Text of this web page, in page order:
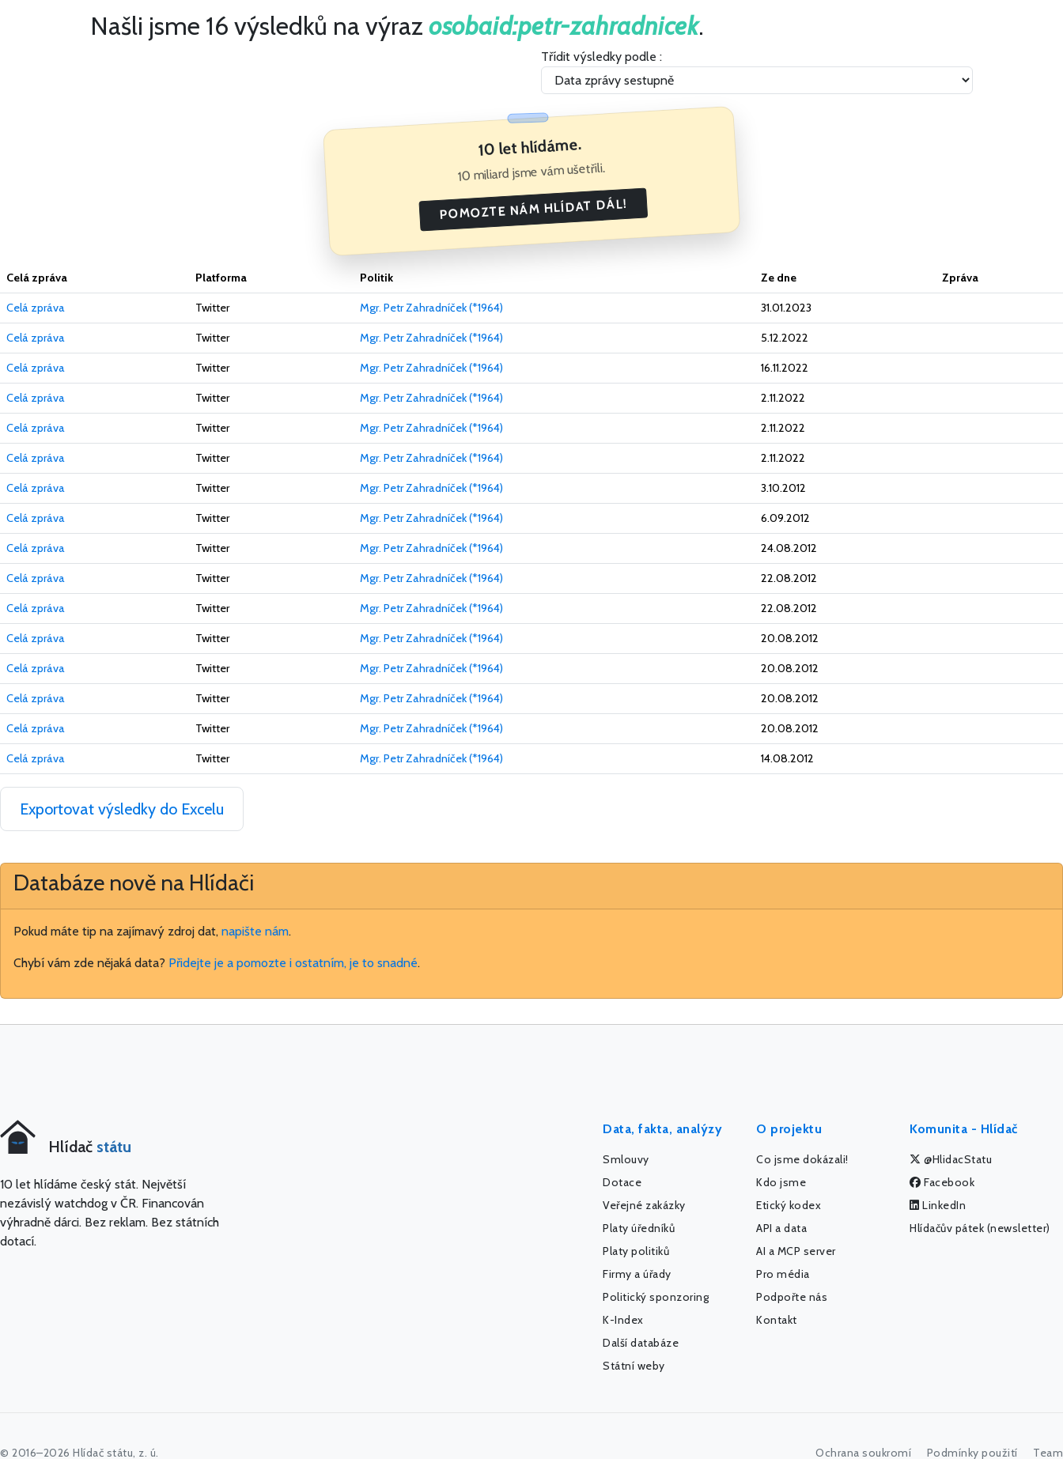
Našli jsme 16 výsledků na výraz osobaid:petr-zahradnicek.
Třídit výsledky podle :
10 let hlídáme.
10 miliard jsme vám ušetřili.
POMOZTE NÁM HLÍDAT DÁL!
Celá zpráva Platforma Politik Ze dne Zpráva
Celá zpráva Twitter Mgr. Petr Zahradníček (*1964) 31.01.2023
Celá zpráva Twitter Mgr. Petr Zahradníček (*1964) 5.12.2022
Celá zpráva Twitter Mgr. Petr Zahradníček (*1964) 16.11.2022
Celá zpráva Twitter Mgr. Petr Zahradníček (*1964) 2.11.2022
Celá zpráva Twitter Mgr. Petr Zahradníček (*1964) 2.11.2022
Celá zpráva Twitter Mgr. Petr Zahradníček (*1964) 2.11.2022
Celá zpráva Twitter Mgr. Petr Zahradníček (*1964) 3.10.2012
Celá zpráva Twitter Mgr. Petr Zahradníček (*1964) 6.09.2012
Celá zpráva Twitter Mgr. Petr Zahradníček (*1964) 24.08.2012
Celá zpráva Twitter Mgr. Petr Zahradníček (*1964) 22.08.2012
Celá zpráva Twitter Mgr. Petr Zahradníček (*1964) 22.08.2012
Celá zpráva Twitter Mgr. Petr Zahradníček (*1964) 20.08.2012
Celá zpráva Twitter Mgr. Petr Zahradníček (*1964) 20.08.2012
Celá zpráva Twitter Mgr. Petr Zahradníček (*1964) 20.08.2012
Celá zpráva Twitter Mgr. Petr Zahradníček (*1964) 20.08.2012
Celá zpráva Twitter Mgr. Petr Zahradníček (*1964) 14.08.2012
Exportovat výsledky do Excelu
Databáze nově na Hlídači
Pokud máte tip na zajímavý zdroj dat, napište nám.
Chybí vám zde nějaká data? Přidejte je a pomozte i ostatním, je to snadné.
Hlídač státu
10 let hlídáme český stát. Největší
nezávislý watchdog v ČR. Financován
výhradně dárci. Bez reklam. Bez státních
dotací.
Data, fakta, analýzy
Smlouvy
Dotace
Veřejné zakázky
Platy úředníků
Platy politiků
Firmy a úřady
Politický sponzoring
K-Index
Další databáze
Státní weby
O projektu
Co jsme dokázali!
Kdo jsme
Etický kodex
API a data
AI a MCP server
Pro média
Podpořte nás
Kontakt
Komunita - Hlídač
@HlidacStatu
Facebook
LinkedIn
Hlídačův pátek (newsletter)
© 2016–2026 Hlídač státu, z. ú. Ochrana soukromí Podmínky použití Team